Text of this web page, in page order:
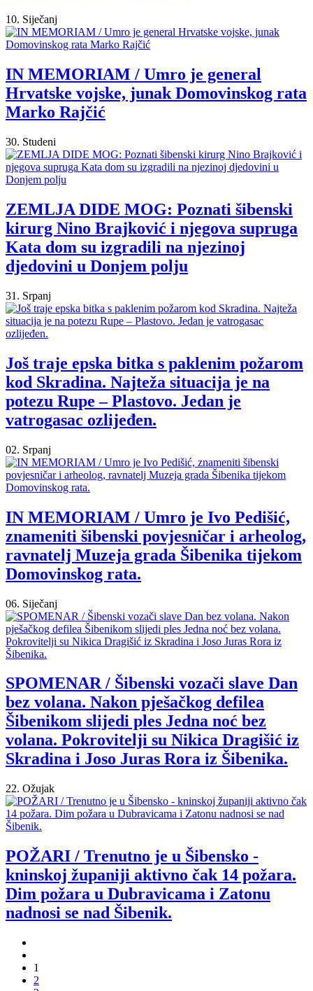
10. Siječanj
IN MEMORIAM / Umro je general
Hrvatske vojske, junak Domovinskog rata
Marko Rajčić
30. Studeni
ZEMLJA DIDE MOG: Poznati šibenski
kirurg Nino Brajković i njegova supruga
Kata dom su izgradili na njezinoj
djedovini u Donjem polju
31. Srpanj
Još traje epska bitka s paklenim požarom
kod Skradina. Najteža situacija je na
potezu Rupe – Plastovo. Jedan je
vatrogasac ozlijeđen.
02. Srpanj
IN MEMORIAM / Umro je Ivo Pedišić,
znameniti šibenski povjesničar i arheolog,
ravnatelj Muzeja grada Šibenika tijekom
Domovinskog rata.
06. Siječanj
SPOMENAR / Šibenski vozači slave Dan
bez volana. Nakon pješačkog defilea
Šibenikom slijedi ples Jedna noć bez
volana. Pokrovitelji su Nikica Dragišić iz
Skradina i Joso Juras Rora iz Šibenika.
22. Ožujak
POŽARI / Trenutno je u Šibensko -
kninskoj županiji aktivno čak 14 požara.
Dim požara u Dubravicama i Zatonu
nadnosi se nad Šibenik.
1
2